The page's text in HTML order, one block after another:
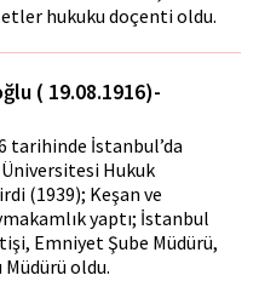
hukuku doçenti oldu.
( 19.08.1916)-
tarihinde İstanbul’da
Hukuk
(1939); Keşan ve
yaptı; İstanbul
Emniyet Şube Müdürü,
oldu.